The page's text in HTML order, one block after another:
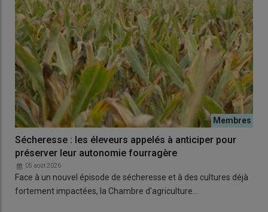
Sécheresse : les éleveurs appelés à anticiper pour
préserver leur autonomie fourragère
05 août 2026
Face à un nouvel épisode de sécheresse et à des cultures déjà
fortement impactées, la Chambre d'agriculture…